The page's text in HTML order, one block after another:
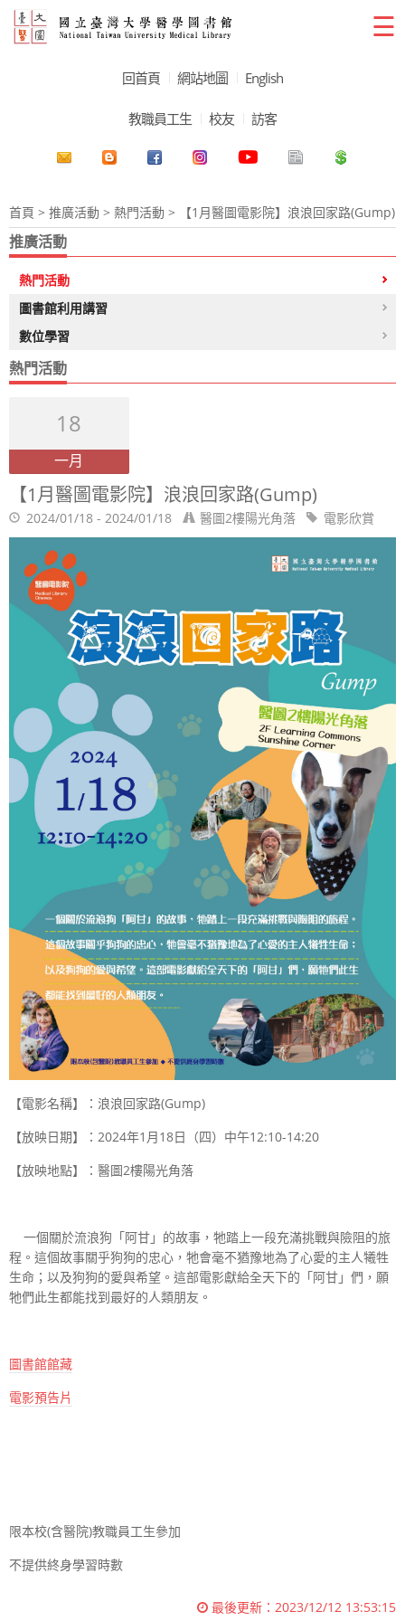
☰
回首頁 網站地圖 English
教職員工生 校友 訪客
首頁 > 推廣活動 > 熱門活動 > 【1月醫圖電影院】浪浪回家路(Gump)
推廣活動
熱門活動
圖書館利用講習
數位學習
熱門活動
18
一月
【1月醫圖電影院】浪浪回家路(Gump)
2024/01/18 - 2024/01/18 醫圖2樓陽光角落 電影欣賞
【電影名稱】：浪浪回家路(Gump)
【放映日期】： 2024年1 月18日（四）中午12:10-14:20
【放映地點】：醫圖2樓陽光角落
一個關於流浪狗「阿甘」的故事，牠踏上一段充滿挑戰與險阻的旅
程。這個故事關乎狗狗的忠心，牠會毫不猶豫地為了心愛的主人犧牲
生命；以及狗狗的愛與希望。這部電影獻給全天下的「阿甘」們，願
牠們此生都能找到最好的人類朋友。
圖書館館藏
電影預告片
限本校(含醫院)教職員工生參加
不提供終身學習時數
最後更新： 2023/12/12 13:53:15